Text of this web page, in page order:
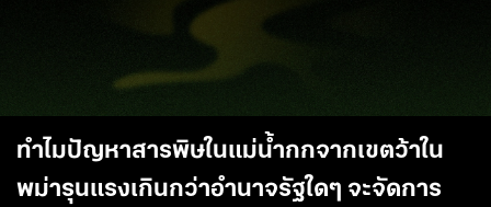
ทำไมปัญหาสารพิษในแม่น้ำกกจากเขตว้าใน
พม่ารุนแรงเกินกว่าอำนาจรัฐใดๆ จะจัดการ